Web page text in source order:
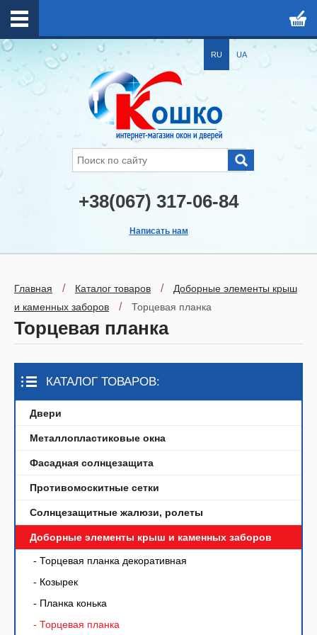
UA
RU
+38(067) 317-06-84
Написать нам
КАТАЛОГ ТОВАРОВ:
Двери
Металлопластиковые окна
Фасадная солнцезащита
Противомоскитные сетки
Солнцезащитные жалюзи, ролеты
Доборные элементы крыш и каменных заборов
- Торцевая планка декоративная
- Козырек
- Планка конька
- Торцевая планка
Главная / Каталог товаров /
Доборные элементы крыш
и каменных заборов
/ Торцевая планка
Торцевая планка